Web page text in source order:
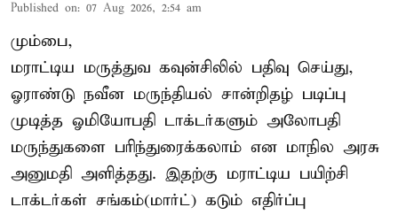
Published on: 07 Aug 2026, 2:54 am
மும்பை,
மராட்டிய மருத்துவ கவுன்சிலில் பதிவு செய்து,
ஓராண்டு நவீன மருந்தியல் சான்றிதழ் படிப்பு
முடித்த ஓமியோபதி டாக்டர்களும் அலோபதி
மருந்துகளை பரிந்துரைக்கலாம் என மாநில அரசு
அனுமதி அளித்தது. இதற்கு மராட்டிய பயிற்சி
டாக்டர்கள் சங்கம்(மார்ட்) கடும் எதிர்ப்பு